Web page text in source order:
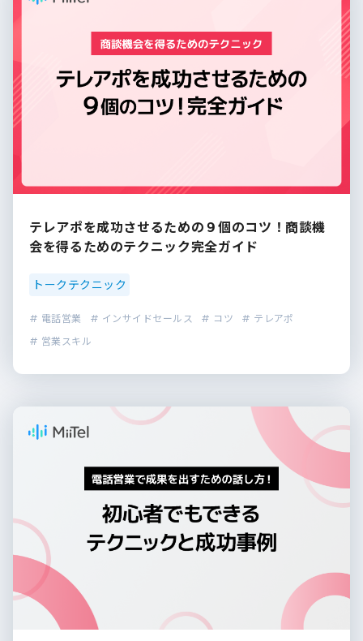
テレアポを成功させるための９個のコツ！商談機
会を得るためのテクニック完全ガイド
トークテクニック
# 電話営業 # インサイドセールス # コツ
# テレアポ
# 営業スキル